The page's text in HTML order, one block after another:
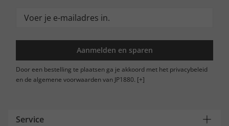
Aanmelden en sparen
Door een bestelling te plaatsen ga je akkoord met het privacybeleid
en de algemene voorwaarden van JP1880. [+]
Service